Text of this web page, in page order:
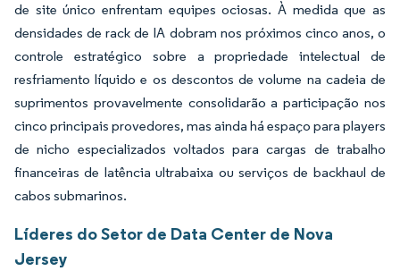
de site único enfrentam equipes ociosas. À medida que as
densidades de rack de IA dobram nos próximos cinco anos, o
controle estratégico sobre a propriedade intelectual de
resfriamento líquido e os descontos de volume na cadeia de
suprimentos provavelmente consolidarão a participação nos
cinco principais provedores, mas ainda há espaço para players
de nicho especializados voltados para cargas de trabalho
financeiras de latência ultrabaixa ou serviços de backhaul de
cabos submarinos.
Líderes do Setor de Data Center de Nova
Jersey